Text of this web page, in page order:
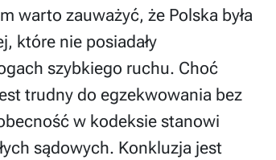
warto zauważyć, że Polska była
które nie posiadały
szybkiego ruchu. Choć
trudny do egzekwowania bez
w kodeksie stanowi
sądowych. Konkluzja jest